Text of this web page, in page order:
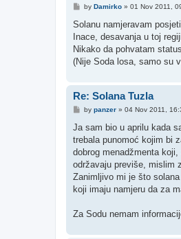
P
s
by Damirko» 01 Nov 2011,
Solanu namjeravam
Inace, desavanja u toj
Nikako da pohvatam
(Nije Soda losa, samo su
Re: Solana Tuzla
P
s
by panzer» 04 Nov 2011,
Ja sam bio u aprilu kada
trebala punomoć kojim bi
dobrog menadžmenta
održavaju previše, mislim
Zanimljivo mi je što
koji imaju namjeru da za
Za Sodu nemam